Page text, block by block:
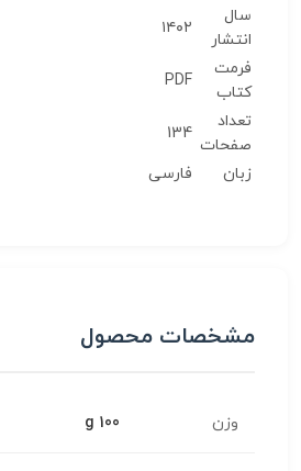
سال
انتشار
۱۴۰۲
فرمت
کتاب
PDF
تعداد
صفحات
134
زبان
فارسی
مشخصات محصول
وزن 100 g